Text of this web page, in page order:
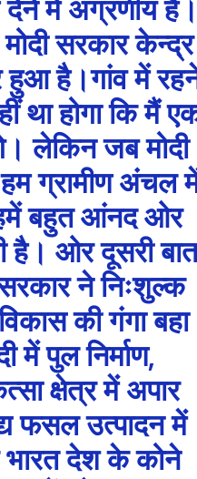
में अग्रणीय
सरकार केन्द्र
हुआ है।गांव में
था होगा कि मैं
लेकिन जब मोदी
ग्रामीण अंचल
हमें बहुत आंनद ओर
है। ओर दूसरी बात
सरकार ने निःशुल्क
की गंगा बहा
में पुल निर्माण,
क्षेत्र में अपार
फसल उत्पादन में
भारत देश के कोने